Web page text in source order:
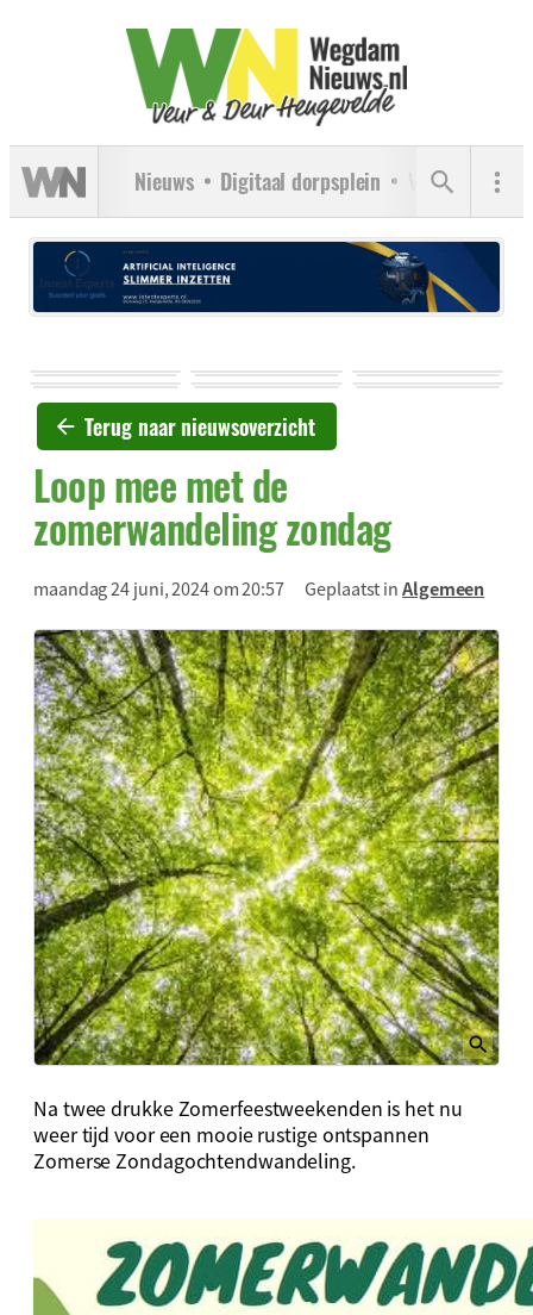
Nieuws Digitaal dorpsplein Verenigingen
Terug naar nieuwsoverzicht
Loop mee met de
zomerwandeling zondag
maandag 24 juni, 2024 om 20:57 Geplaatst inAlgemeen
Na twee drukke Zomerfeestweekenden is het nu
weer tijd voor een mooie rustige ontspannen
Zomerse Zondagochtendwandeling.